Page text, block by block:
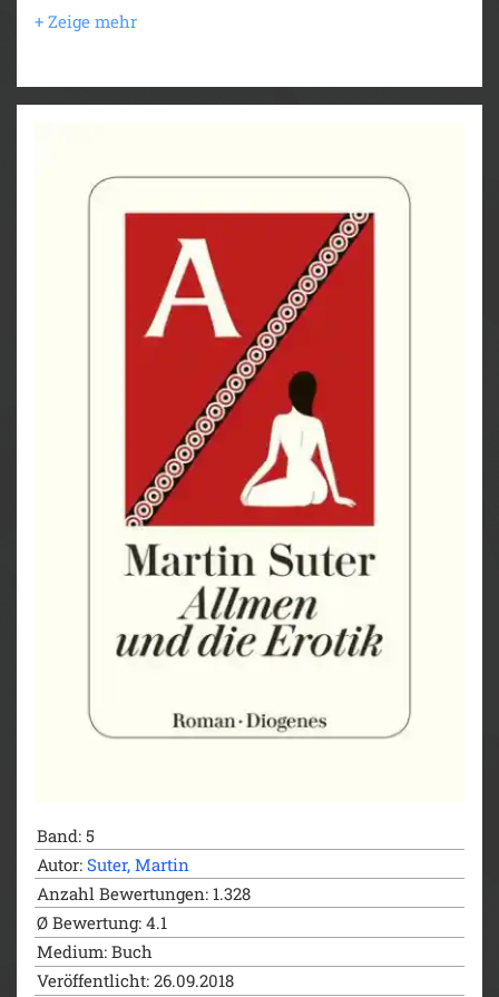
Band: 5
Autor: Suter, Martin
Anzahl Bewertungen: 1.328
Ø Bewertung: 4.1
Medium: Buch
Veröffentlicht: 26.09.2018